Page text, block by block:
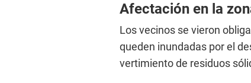
Afectación en la
Los vecinos se vieron
queden inundadas por el
vertimiento de residuos